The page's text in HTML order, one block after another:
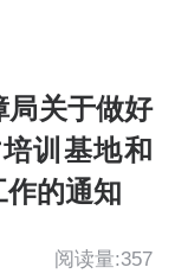
局关于做好
训基地和
的通知
阅读量:357